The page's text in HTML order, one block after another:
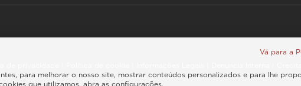
Vá para a
para melhorar o nosso site, mostrar conteúdos personalizados e para lhe
que utilizamos, abra as configurações.